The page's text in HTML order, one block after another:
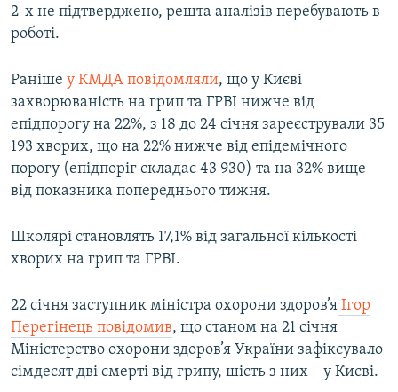
2-х не підтверджено, решта аналізів перебувають в
роботі.
Раніше у КМДА повідомляли, що у Києві
захворюваність на грип та ГРВІ нижче від
епідпорогу на 22%, з 18 до 24 січня зареєстрували 35
193 хворих, що на 22% нижче від епідемічного
порогу (епідпоріг складає 43 930) та на 32% вище
від показника попереднього тижня.
Школярі становлять 17,1% від загальної кількості
хворих на грип та ГРВІ.
22 січня заступник міністра охорони здоров’я Ігор
Перегінець повідомив, що станом на 21 січня
Міністерство охорони здоров’я України зафіксувало
сімдесят дві смерті від грипу, шість з них – у Києві.